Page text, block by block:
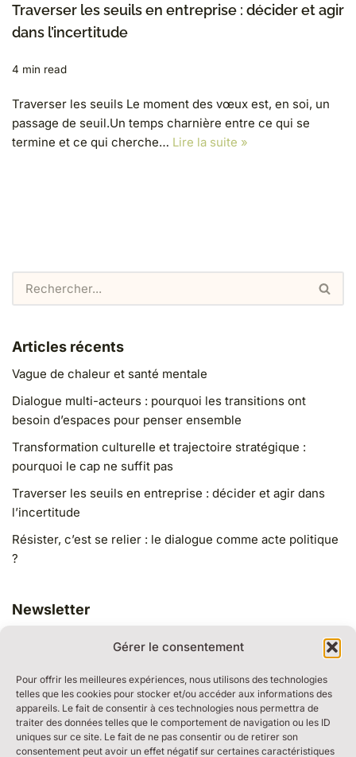
Gérer le consentement
Pour offrir les meilleures expériences, nous utilisons des technologies
telles que les cookies pour stocker et/ou accéder aux informations des
appareils. Le fait de consentir à ces technologies nous permettra de
traiter des données telles que le comportement de navigation ou les ID
uniques sur ce site. Le fait de ne pas consentir ou de retirer son
consentement peut avoir un effet négatif sur certaines caractéristiques
Traverser les seuils en entreprise : décider et agir
dans l’incertitude
4 min read
Traverser les seuils Le moment des vœux est, en soi, un
passage de seuil.Un temps charnière entre ce qui se
termine et ce qui cherche… Lire la suite »
Articles récents
Vague de chaleur et santé mentale
Dialogue multi-acteurs : pourquoi les transitions ont
besoin d’espaces pour penser ensemble
Transformation culturelle et trajectoire stratégique :
pourquoi le cap ne suffit pas
Traverser les seuils en entreprise : décider et agir dans
l’incertitude
Résister, c’est se relier : le dialogue comme acte politique
?
Newsletter
RESSOURCES
BULLE DE DIALOGUE